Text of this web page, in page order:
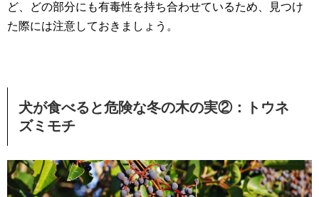
ど、どの部分にも有毒性を持ち合わせているため、見つけ
た際には注意しておきましょう。
犬が食べると危険な冬の木の実②：トウネ
ズミモチ